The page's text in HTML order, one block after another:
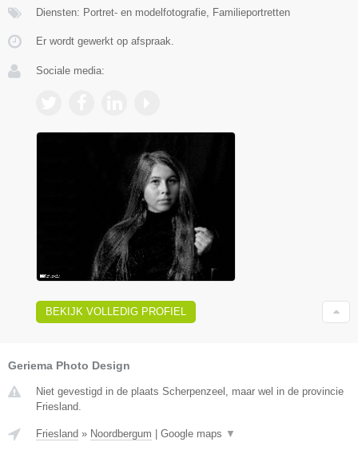
Diensten: Portret- en modelfotografie, Familieportretten
Er wordt gewerkt op afspraak.
Sociale media:
BEKIJK VOLLEDIG PROFIEL
Geriema Photo Design
Niet gevestigd in de plaats Scherpenzeel, maar wel in de provincie
Friesland.
Friesland » Noordbergum Google maps ▼